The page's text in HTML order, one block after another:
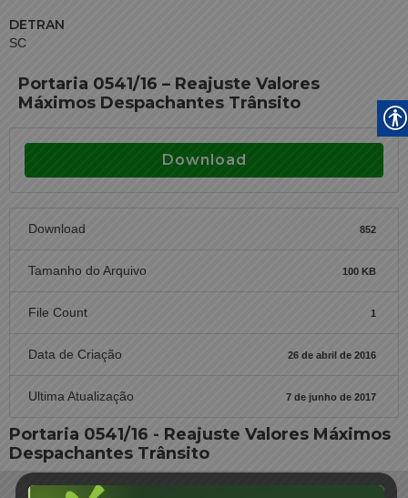
DETRAN
SC
Portaria 0541/16 – Reajuste Valores
Máximos Despachantes Trânsito
Download
Download 852
Tamanho do Arquivo 100 KB
File Count 1
Data de Criação 26 de abril de 2016
Ultima Atualização 7 de junho de 2017
Portaria 0541/16 - Reajuste Valores Máximos
Despachantes Trânsito